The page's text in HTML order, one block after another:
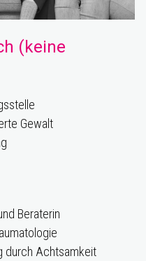
(keine
Gewalt
Beraterin
durch Achtsamkeit